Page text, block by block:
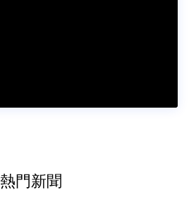
熱門新聞